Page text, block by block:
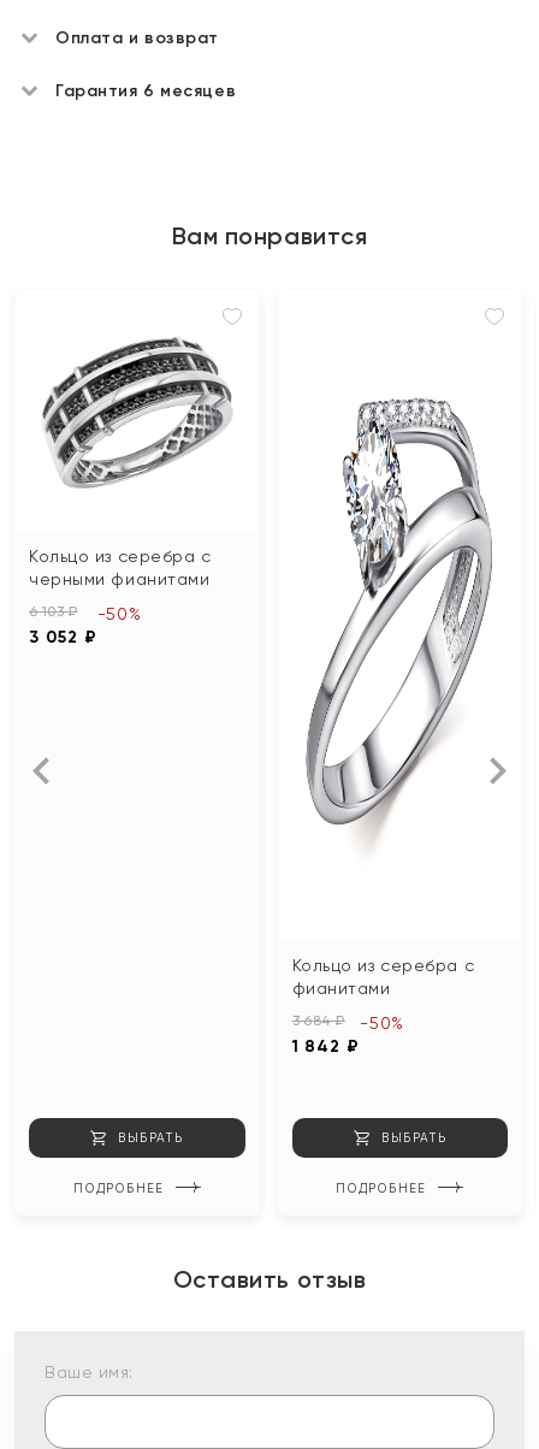
Оплата и возврат
Гарантия 6 месяцев
Вам понравится
Кольцо из серебра с
черными фианитами
6 103 ₽
3 052 ₽
-50%
ВЫБРАТЬ
ПОДРОБНЕЕ
Кольцо из серебра с
фианитами
3 684 ₽
1 842 ₽
-50%
ВЫБРАТЬ
ПОДРОБНЕЕ
Оставить отзыв
Ваше имя: